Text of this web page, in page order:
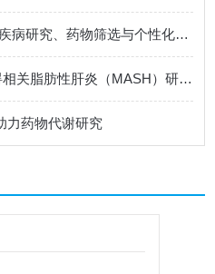
超越传统模型：类器官在疾病研究、药物筛选与个性化治疗中的全景应用
原代肝细胞-代谢功能障碍相关脂肪性肝炎（MASH）研究的核心模型
力药物代谢研究